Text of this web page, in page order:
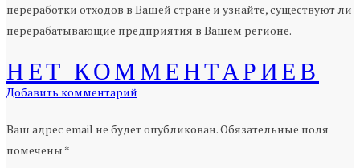
переработки отходов в Вашей стране и узнайте, существуют ли
перерабатывающие предприятия в Вашем регионе.
НЕТ КОММЕНТАРИЕВ
Добавить комментарий
Ваш адрес email не будет опубликован.Обязательные поля
помечены *